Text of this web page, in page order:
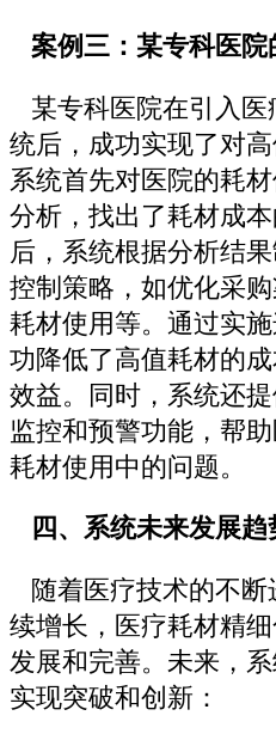
案例三：某专科医院
某专科医院在引入医
统后，成功实现了对高
系统首先对医院的耗
分析，找出了耗材成
后，系统根据分析结
控制策略，如优化采
耗材使用等。通过实
功降低了高值耗材的
效益。同时，系统还
监控和预警功能，帮
耗材使用中的问题。
四、系统未来发展趋
随着医疗技术的不断
续增长，医疗耗材精
发展和完善。未来，
实现突破和创新：